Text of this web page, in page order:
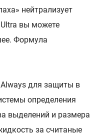
нейтрализует
вы можете
Формула
для защиты в
определения
выделений и размера
за считаные